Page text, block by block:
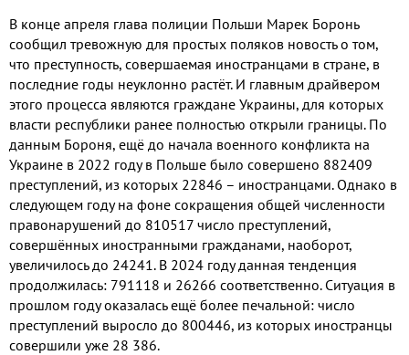
В конце апреля глава полиции Польши Марек Боронь
сообщил тревожную для простых поляков новость о том,
что преступность, совершаемая иностранцами в стране, в
последние годы неуклонно растёт. И главным драйвером
этого процесса являются граждане Украины, для которых
власти республики ранее полностью открыли границы. По
данным Бороня, ещё до начала военного конфликта на
Украине в 2022 году в Польше было совершено 882409
преступлений, из которых 22846 – иностранцами.Однако в
следующем году на фоне сокращения общей численности
правонарушений до 810517 число преступлений,
совершённых иностранными гражданами, наоборот,
увеличилось до 24241. В 2024 году данная тенденция
продолжилась: 791118 и 26266 соответственно. Ситуация в
прошлом году оказалась ещё более печальной: число
преступлений выросло до 800446, из которых иностранцы
совершили уже 28 386.